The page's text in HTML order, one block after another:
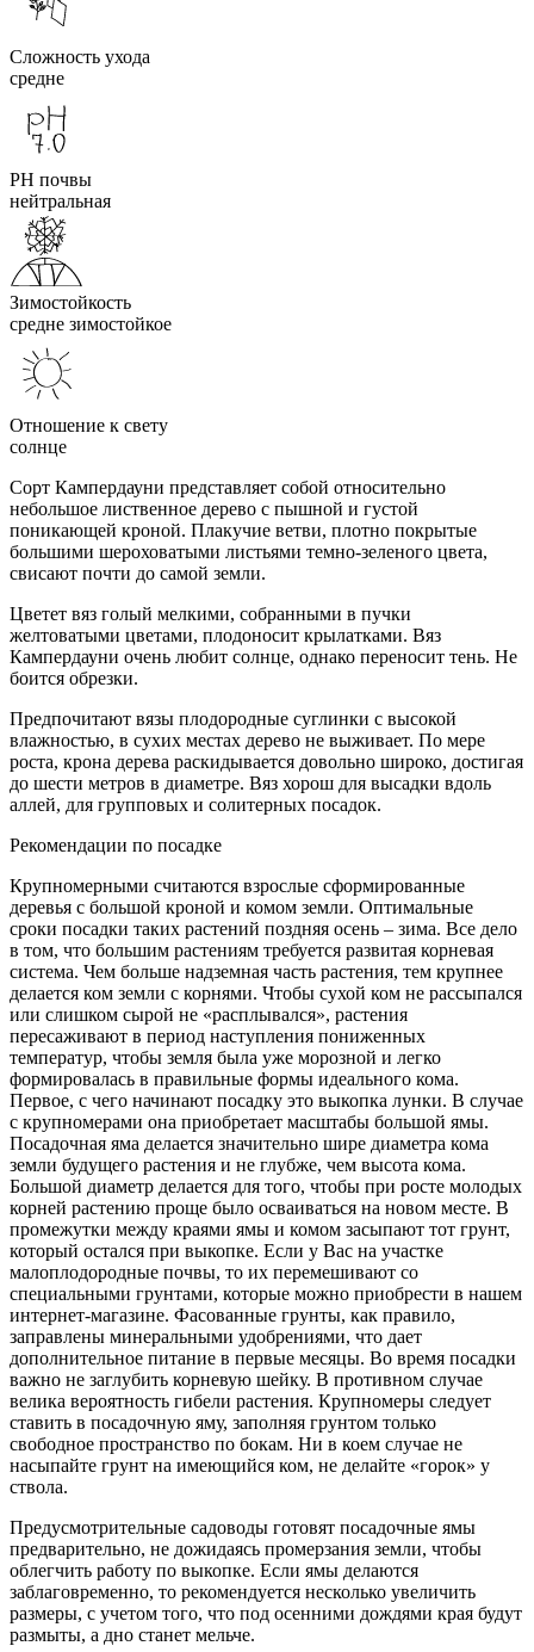
Сложность ухода
средне
PH почвы
нейтральная
Зимостойкость
средне зимостойкое
Отношение к свету
солнце
Сорт Кампердауни представляет собой относительно
небольшое лиственное дерево с пышной и густой
поникающей кроной. Плакучие ветви, плотно покрытые
большими шероховатыми листьями темно-зеленого цвета,
свисают почти до самой земли.
Цветет вяз голый мелкими, собранными в пучки
желтоватыми цветами, плодоносит крылатками. Вяз
Кампердауни очень любит солнце, однако переносит тень. Не
боится обрезки.
Предпочитают вязы плодородные суглинки с высокой
влажностью, в сухих местах дерево не выживает. По мере
роста, крона дерева раскидывается довольно широко, достигая
до шести метров в диаметре. Вяз хорош для высадки вдоль
аллей, для групповых и солитерных посадок.
Рекомендации по посадке
Крупномерными считаются взрослые сформированные
деревья с большой кроной и комом земли. Оптимальные
сроки посадки таких растений поздняя осень – зима. Все дело
в том, что большим растениям требуется развитая корневая
система. Чем больше надземная часть растения, тем крупнее
делается ком земли с корнями. Чтобы сухой ком не рассыпался
или слишком сырой не «расплывался», растения
пересаживают в период наступления пониженных
температур, чтобы земля была уже морозной и легко
формировалась в правильные формы идеального кома.
Первое, с чего начинают посадку это выкопка лунки. В случае
с крупномерами она приобретает масштабы большой ямы.
Посадочная яма делается значительно шире диаметра кома
земли будущего растения и не глубже, чем высота кома.
Большой диаметр делается для того, чтобы при росте молодых
корней растению проще было осваиваться на новом месте. В
промежутки между краями ямы и комом засыпают тот грунт,
который остался при выкопке. Если у Вас на участке
малоплодородные почвы, то их перемешивают со
специальными грунтами, которые можно приобрести в нашем
интернет-магазине. Фасованные грунты, как правило,
заправлены минеральными удобрениями, что дает
дополнительное питание в первые месяцы. Во время посадки
важно не заглубить корневую шейку. В противном случае
велика вероятность гибели растения. Крупномеры следует
ставить в посадочную яму, заполняя грунтом только
свободное пространство по бокам. Ни в коем случае не
насыпайте грунт на имеющийся ком, не делайте «горок» у
ствола.
Предусмотрительные садоводы готовят посадочные ямы
предварительно, не дожидаясь промерзания земли, чтобы
облегчить работу по выкопке. Если ямы делаются
заблаговременно, то рекомендуется несколько увеличить
размеры, с учетом того, что под осенними дождями края будут
размыты, а дно станет мельче.